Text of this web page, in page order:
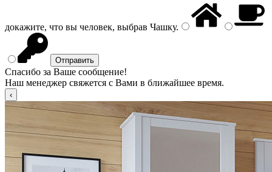
докажите, что вы человек, выбрав Чашку.
Спасибо за Ваше сообщение!
Наш менеджер свяжется с Вами в ближайшее время.